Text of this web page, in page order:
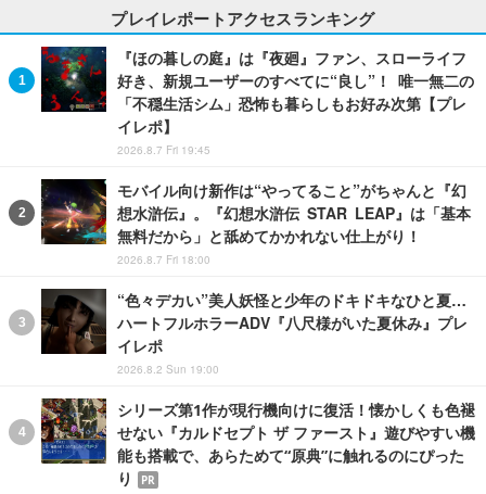
プレイレポートアクセスランキング
『ほの暮しの庭』は『夜廻』ファン、スローライフ
好き、新規ユーザーのすべてに“良し”！ 唯一無二の
「不穏生活シム」恐怖も暮らしもお好み次第【プレ
イレポ】
2026.8.7 Fri 19:45
モバイル向け新作は“やってること”がちゃんと『幻
想水滸伝』。『幻想水滸伝 STAR LEAP』は「基本
無料だから」と舐めてかかれない仕上がり！
2026.8.7 Fri 18:00
“色々デカい”美人妖怪と少年のドキドキなひと夏…
ハートフルホラーADV『八尺様がいた夏休み』プレ
イレポ
2026.8.2 Sun 19:00
シリーズ第1作が現行機向けに復活！懐かしくも色褪
せない『カルドセプト ザ ファースト』遊びやすい機
能も搭載で、あらためて“原典”に触れるのにぴった
り
PR